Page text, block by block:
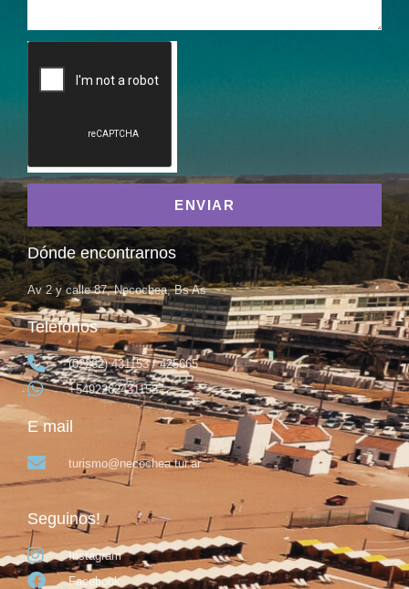
ENVIAR
Dónde encontrarnos
Av 2 y calle 87, Necochea, Bs As
Teléfonos
(02262) 431153 / 425665
+5492262431153
E mail
turismo@necochea.tur.ar
Seguinos!
Instagram
Facebook